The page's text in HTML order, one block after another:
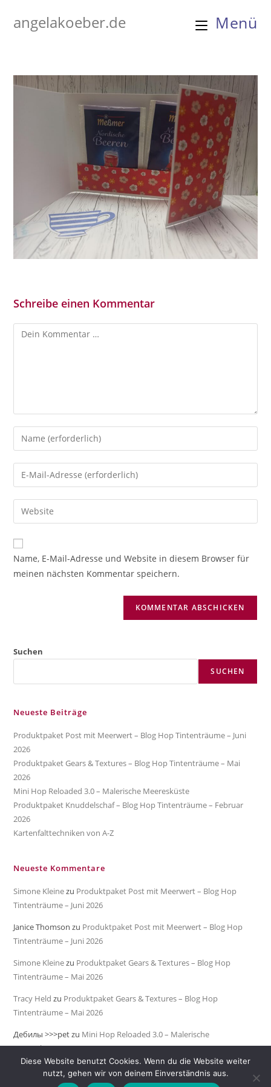
Inhaltangelakoeber.de Menü
Schreibe einen Kommentar
Kommentar
Gib
deinen
Namen
oder
zum
Kommentieren
ein
Gib
deine
E-
Mail-
zum
Kommentieren
ein
Gib
deine
Website-
URL
Name, E-Mail-Adresse und Website in diesem Browser für
meinen nächsten Kommentar speichern.
Suchen
SUCHEN
Neueste Beiträge
Produktpaket Post mit Meerwert – Blog Hop Tintenträume – Juni
2026
Produktpaket Gears & Textures – Blog Hop Tintenträume – Mai
2026
Mini Hop Reloaded 3.0 – Malerische Meeresküste
Produktpaket Knuddelschaf – Blog Hop Tintenträume – Februar
2026
Kartenfalttechniken von A-Z
Neueste Kommentare
Simone Kleinezu Produktpaket Post mit Meerwert – Blog Hop
Tintenträume – Juni 2026
Janice Thomson zu Produktpaket Post mit Meerwert – Blog Hop
Tintenträume – Juni 2026
Simone Kleinezu Produktpaket Gears & Textures – Blog Hop
Tintenträume – Mai 2026
Tracy Held zu Produktpaket Gears & Textures – Blog Hop
Tintenträume – Mai 2026
Дебилы >>>petzu Mini Hop Reloaded 3.0 – Malerische
Meeresküste
Diese Website benutzt Cookies. Wenn du die Website weiter
nutzt, gehen wir von deinem Einverständnis aus.